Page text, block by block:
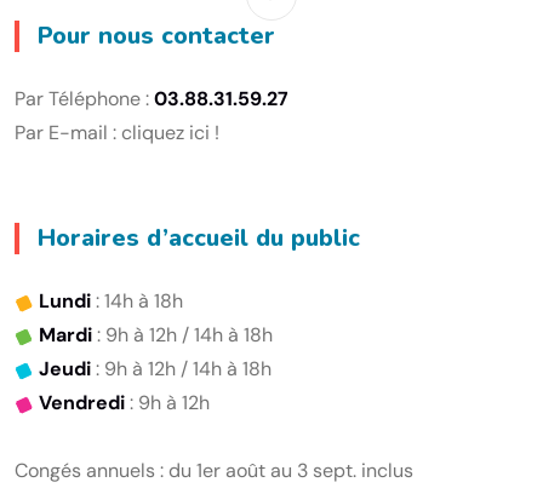
Pour nous contacter
Par Téléphone :03.88.31.59.27
Par E-mail : cliquez ici !
Horaires d’accueil du public
Lundi: 14h à 18h
Mardi: 9h à 12h / 14h à 18h
Jeudi: 9h à 12h / 14h à 18h
Vendredi: 9h à 12h
Congés annuels : du 1er août au 3 sept. inclus